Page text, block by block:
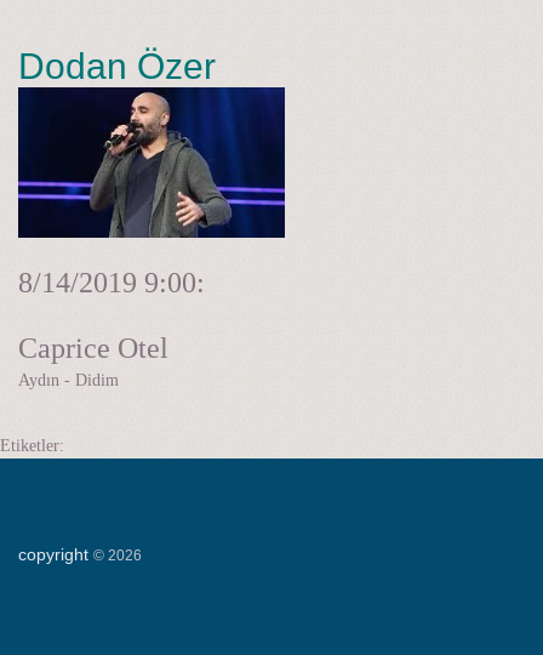
Dodan Özer
8/14/2019 9:00:
Caprice Otel
Aydın - Didim
Etiketler:
copyright © 2026